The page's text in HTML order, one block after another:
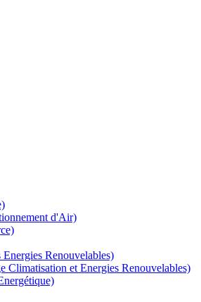
d'Air)
Renouvelables)
Climatisation et Energies Renouvelables)